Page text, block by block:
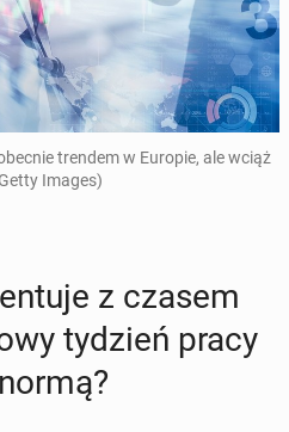
trendem w Europie, ale wciąż
Images)
z czasem
tydzień pracy